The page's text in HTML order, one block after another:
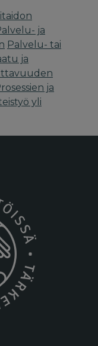
ja
Palvelu- tai
ja
ja
yli